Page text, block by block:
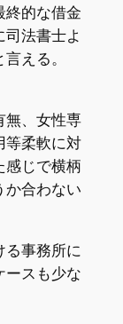
終的な借金
法書士よ
える。
無、女性専
等柔軟に対
感じで横柄
か合わない
る事務所に
ースも少な